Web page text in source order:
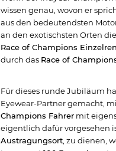
wissen genau, wovon er
aus den bedeutendsten
an den exotischsten Orten
Race of Champions
durch das Race of
Für dieses runde Jubiläum
Eyewear-Partner gemacht,
Champions Fahrermit
eigentlich dafür vorgesehen
Austragungsort, zu dienen,